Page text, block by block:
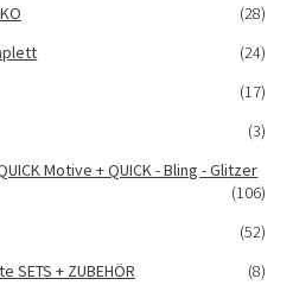
(28)
(24)
(17)
(3)
Motive + QUICK - Bling - Glitzer
(106)
(52)
SETS + ZUBEHÖR
(8)